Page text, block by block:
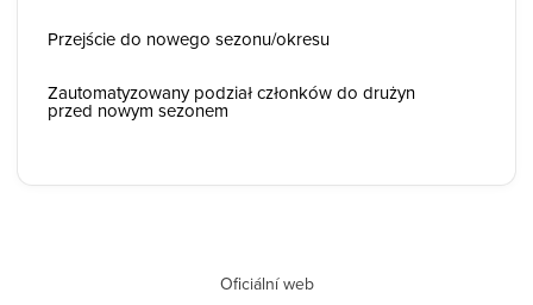
Przejście do nowego sezonu/okresu
Zautomatyzowany podział członków do drużyn
przed nowym sezonem
Oficiální web